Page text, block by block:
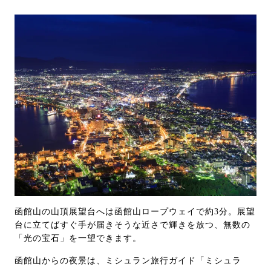
函館山の山頂展望台へは函館山ロープウェイで約3分。展望
台に立てばすぐ手が届きそうな近さで輝きを放つ、無数の
「光の宝石」を一望できます。
函館山からの夜景は、ミシュラン旅行ガイド「ミシュラ